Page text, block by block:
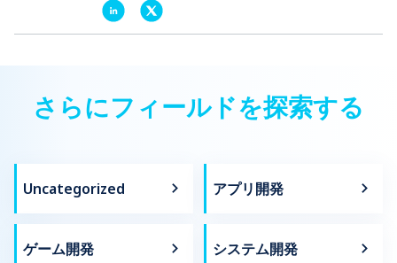
さらにフィールドを探索する
Uncategorized アプリ開発
ゲーム開発 システム開発